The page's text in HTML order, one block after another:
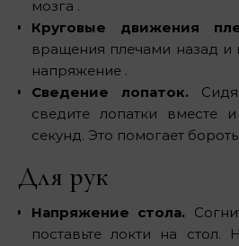
мозга .
Круговые движения
вращения плечами назад и
напряжение .
Сведение лопаток.
сведите лопатки вместе
секунд. Это помогает
Для рук
Напряжение стола.
поставьте локти на стол.